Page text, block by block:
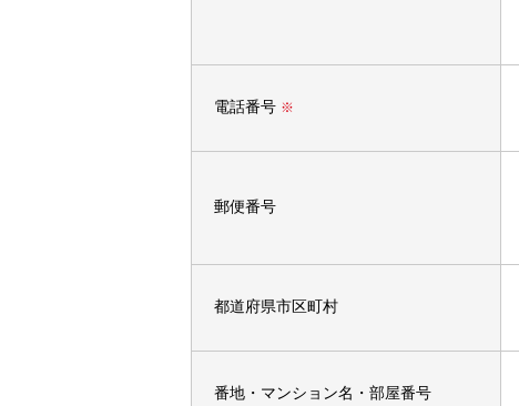
電話番号 ※
郵便番号
都道府県市区町村
番地・マンション名・部屋番号